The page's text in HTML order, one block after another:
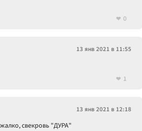
0
13 янв 2021 в 11:55
1
13 янв 2021 в 12:18
свекровь "ДУРА"